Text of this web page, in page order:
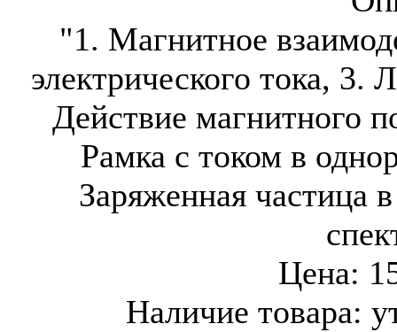
"1. Магнитное
электрического тока,
Действие магнитного
Рамка с током в
Заряженная частица
Цена:
Наличие товара: